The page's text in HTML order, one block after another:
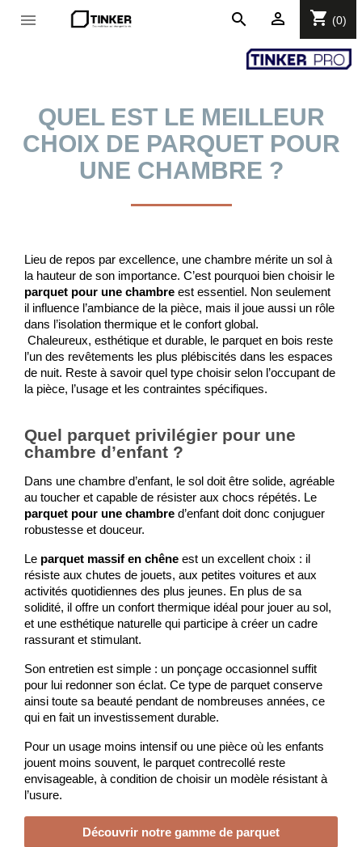
 shopping_cart (0)

search
QUEL EST LE MEILLEUR
CHOIX DE PARQUET POUR
UNE CHAMBRE ?
Lieu de repos par excellence, une chambre mérite un sol à
parquet pour une chambre est essentiel. Non seulement
il influence l’ambiance de la pièce, mais il joue aussi un rôle
dans l’isolation thermique et le confort global.
l’un des revêtements les plus plébiscités dans les espaces
de nuit. Reste à savoir quel type choisir selon l’occupant de
la pièce, l’usage et les contraintes spécifiques.
Quel parquet privilégier pour une
chambre d’enfant ?
Dans une chambre d’enfant, le sol doit être solide, agréable
parquet pour une chambre d’enfant doit donc conjuguer
robustesse et douceur.
Le parquet massif en chêne est un excellent choix : il
résiste aux chutes de jouets, aux petites voitures et aux
activités quotidiennes des plus jeunes. En plus de sa
solidité, il offre un confort thermique idéal pour jouer au sol,
et une esthétique naturelle qui participe à créer un cadre
rassurant et stimulant.
Son entretien est simple : un ponçage occasionnel suffit
pour lui redonner son éclat. Ce type de parquet conserve
ainsi toute sa beauté pendant de nombreuses années, ce
qui en fait un investissement durable.
Pour un usage moins intensif ou une pièce où les enfants
jouent moins souvent, le parquet contrecollé reste
envisageable, à condition de choisir un modèle résistant à
l’usure.
Découvrir notre gamme de parquet